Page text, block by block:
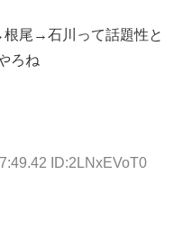
尾→石川って話題性と
ろね
ID:2LNxEVoT0